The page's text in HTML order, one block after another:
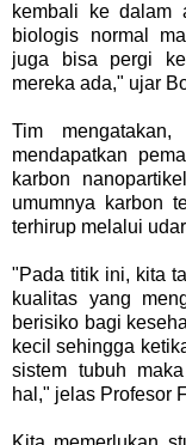
kembali ke dalam
biologis normal
juga bisa pergi
mereka ada," ujar
Tim
mendapatkan
karbon
umumnya karbon
terhirup melalui
"Pada titik ini, kita
kualitas yang
berisiko bagi
kecil sehingga
sistem tubuh
hal," jelas Profesor